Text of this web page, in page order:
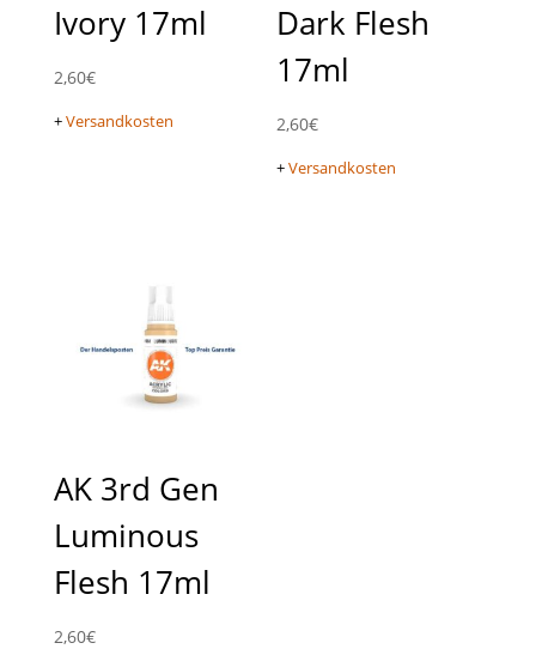
Ivory 17ml
2,60€
+Versandkosten
Dark Flesh
17ml
2,60€
+Versandkosten
AK 3rd Gen
Luminous
Flesh 17ml
2,60€